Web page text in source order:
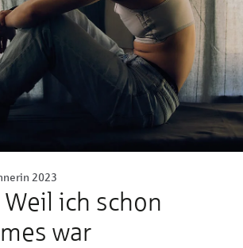
2023
ich schon
war